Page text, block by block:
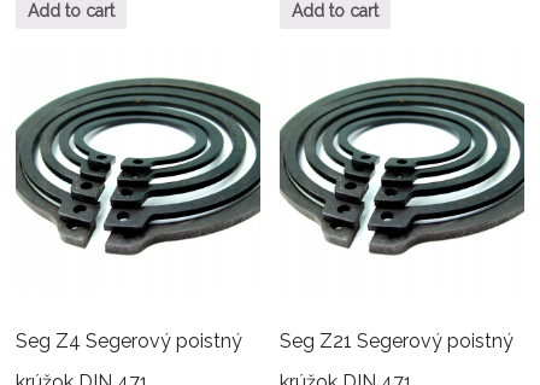
Add to cart Add to cart
Seg Z4 Segerový poistný
Seg Z21 Segerový poistný